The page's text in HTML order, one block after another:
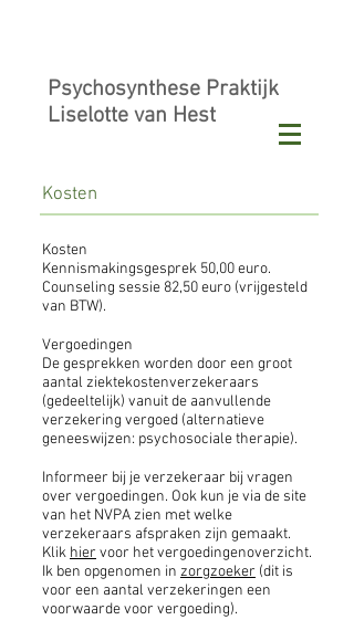
Psychosynthese Praktijk
Liselotte van Hest
Kosten
Kosten
Kennismakingsgesprek 50,00 euro.
Counseling sessie 82,50 euro (vrijgesteld
van BTW).
Vergoedingen
De gesprekken worden door een groot
aantal ziektekostenverzekeraars
(gedeeltelijk) vanuit de aanvullende
verzekering vergoed (alternatieve
geneeswijzen: psychosociale therapie).
Informeer bij je verzekeraar bij vragen
over vergoedingen. Ook kun je via de site
van het NVPA zien met welke
verzekeraars afspraken zijn gemaakt.
Klik hier voor het vergoedingenoverzicht.
Ik ben opgenomen in zorgzoeker (dit is
voor een aantal verzekeringen een
voorwaarde voor vergoeding).